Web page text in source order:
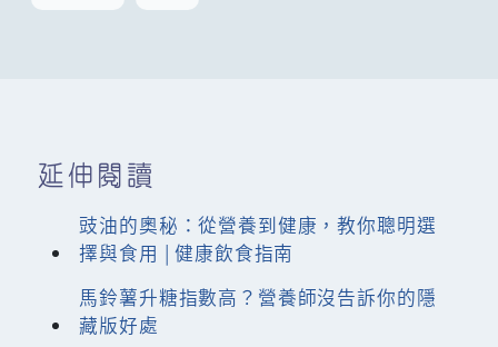
延伸閱讀
豉油的奧秘：從營養到健康，教你聰明選
擇與食用 | 健康飲食指南
馬鈴薯升糖指數高？營養師沒告訴你的隱
藏版好處